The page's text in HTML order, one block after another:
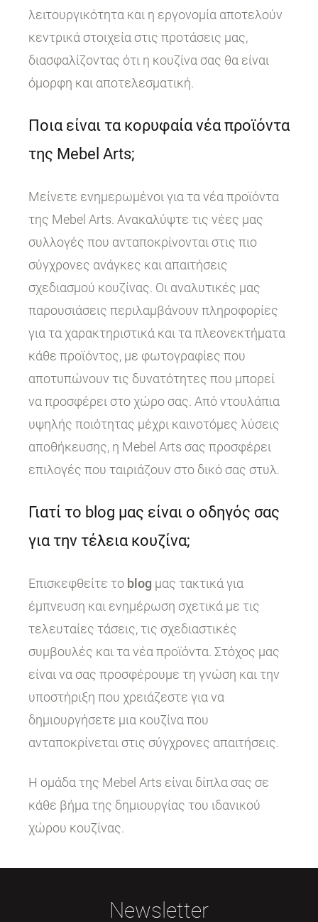
λειτουργικότητα και η εργονομία αποτελούν
κεντρικά στοιχεία στις προτάσεις μας,
διασφαλίζοντας ότι η κουζίνα σας θα είναι
όμορφη και αποτελεσματική.
Ποια είναι τα κορυφαία νέα προϊόντα
της Mebel Arts;
Μείνετε ενημερωμένοι για τα νέα προϊόντα
της Mebel Arts. Ανακαλύψτε τις νέες μας
συλλογές που ανταποκρίνονται στις πιο
σύγχρονες ανάγκες και απαιτήσεις
σχεδιασμού κουζίνας. Οι αναλυτικές μας
παρουσιάσεις περιλαμβάνουν πληροφορίες
για τα χαρακτηριστικά και τα πλεονεκτήματα
κάθε προϊόντος, με φωτογραφίες που
αποτυπώνουν τις δυνατότητες που μπορεί
να προσφέρει στο χώρο σας. Από ντουλάπια
υψηλής ποιότητας μέχρι καινοτόμες λύσεις
αποθήκευσης, η Mebel Arts σας προσφέρει
επιλογές που ταιριάζουν στο δικό σας στυλ.
Γιατί το blog μας είναι ο οδηγός σας
για την τέλεια κουζίνα;
Επισκεφθείτε το blog μας τακτικά για
έμπνευση και ενημέρωση σχετικά με τις
τελευταίες τάσεις, τις σχεδιαστικές
συμβουλές και τα νέα προϊόντα. Στόχος μας
είναι να σας προσφέρουμε τη γνώση και την
υποστήριξη που χρειάζεστε για να
δημιουργήσετε μια κουζίνα που
ανταποκρίνεται στις σύγχρονες απαιτήσεις.
Η ομάδα της Mebel Arts είναι δίπλα σας σε
κάθε βήμα της δημιουργίας του ιδανικού
χώρου κουζίνας.
Newsletter